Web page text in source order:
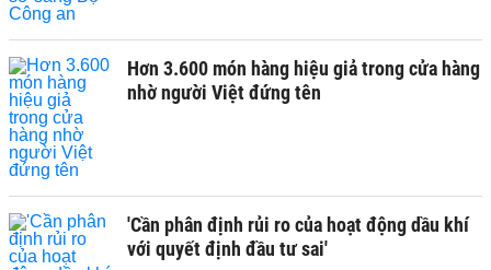
Hơn 3.600 món hàng hiệu giả trong cửa hàng
nhờ người Việt đứng tên
'Cần phân định rủi ro của hoạt động dầu khí
với quyết định đầu tư sai'